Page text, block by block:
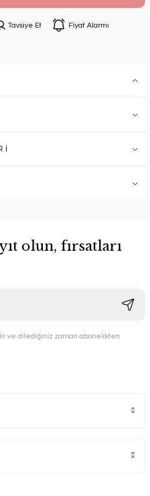
Tavsiye Et Fiyat Alarmı
olun, fırsatları
ve dilediğiniz zaman abonelikten